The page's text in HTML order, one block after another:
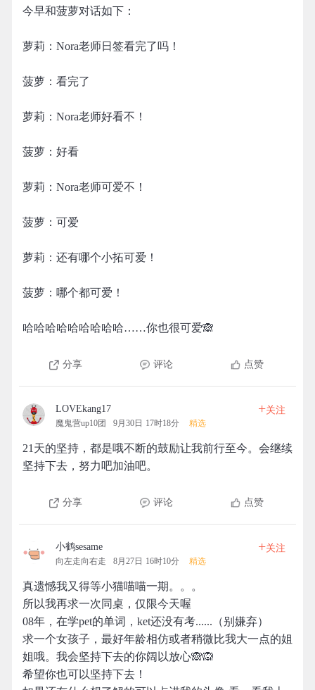
今早和菠萝对话如下：
萝莉：Nora老师日签看完了吗！
菠萝：看完了
萝莉：Nora老师好看不！
菠萝：好看
萝莉：Nora老师可爱不！
菠萝：可爱
萝莉：还有哪个小拓可爱！
菠萝：哪个都可爱！
哈哈哈哈哈哈哈哈哈……你也很可爱🙈
分享 评论 点赞
LOVEkang17
魔鬼营up10团 9月30日 17时18分 精选
+关注
21天的坚持，都是哦不断的鼓励让我前行至今。会继续
坚持下去，努力吧加油吧。
分享 评论 点赞
小鹤sesame
向左走向右走 8月27日 16时10分 精选
+关注
真遗憾我又得等小猫喵喵一期。。。
所以我再求一次同桌，仅限今天喔
08年，在学pet的单词，ket还没有考......（别嫌弃）
求一个女孩子，最好年龄相仿或者稍微比我大一点的姐
姐哦。我会坚持下去的你阔以放心🙈🙉
希望你也可以坚持下去！